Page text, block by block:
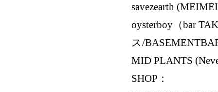
savezearth
oysterboy（bar
ス/
MID PLANTS
SHOP：